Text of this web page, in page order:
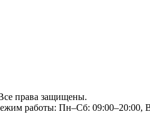
права защищены.
работы: Пн–Сб: 09:00–20:00,